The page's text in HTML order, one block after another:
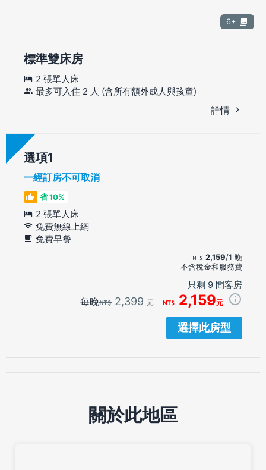
6+
標準雙床房
2 張單人床
最多可入住 2 人 (含所有額外成人與孩童)
詳情
選項
一經訂房不可取消
省 10%
2 張單人床
免費無線上網
免費早餐
2,159/1 晚
不含稅金和服務費
只剩 9 間客房
每晚 2,399元 2,159元
選擇此房型
關於此地區